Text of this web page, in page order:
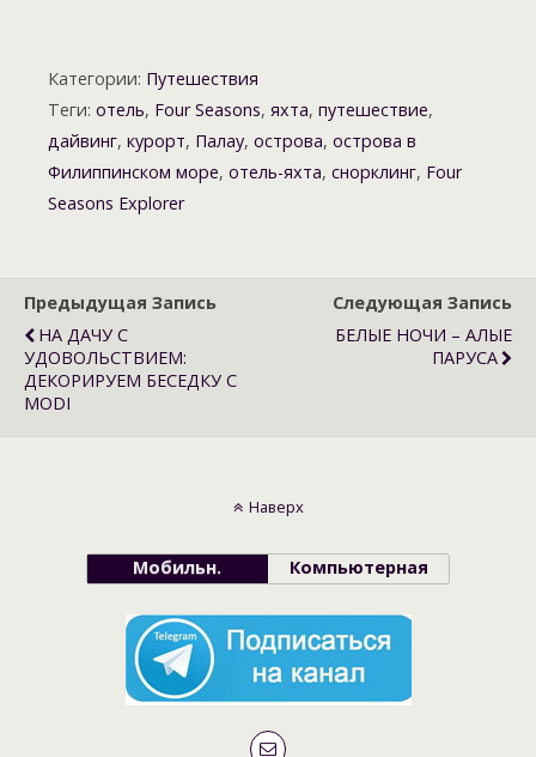
Категории: Путешествия
Теги: отель, Four Seasons, яхта, путешествие,
дайвинг, курорт, Палау, острова, острова в
Филиппинском море, отель-яхта, снорклинг, Four
Seasons Explorer
Предыдущая Запись
НА ДАЧУ С
УДОВОЛЬСТВИЕМ:
ДЕКОРИРУЕМ БЕСЕДКУ С
MODI
Следующая Запись
БЕЛЫЕ НОЧИ – АЛЫЕ
ПАРУСА
Наверх
Мобильн. Компьютерная